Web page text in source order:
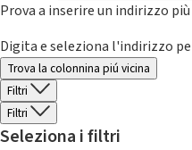
Prova a inserire un indirizzo
Digita e seleziona l'indirizzo
Trova la colonnina piú vicina
Filtri
Filtri
Seleziona i filtri